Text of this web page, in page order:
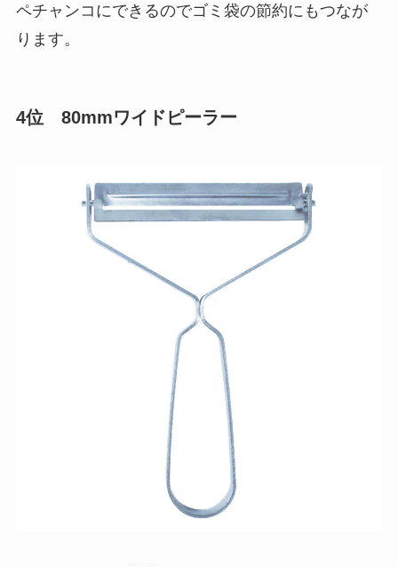
ペチャンコにできるのでゴミ袋の節約にもつなが
ります。
4位 80mmワイドピーラー